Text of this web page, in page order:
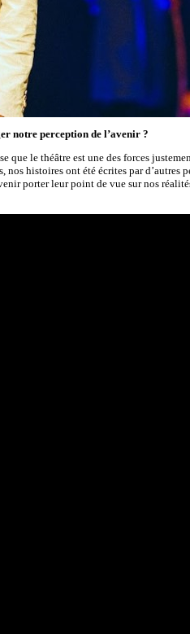
notre perception de l’avenir ?
le théâtre est une des forces
histoires ont été écrites par
porter leur point de vue sur nos